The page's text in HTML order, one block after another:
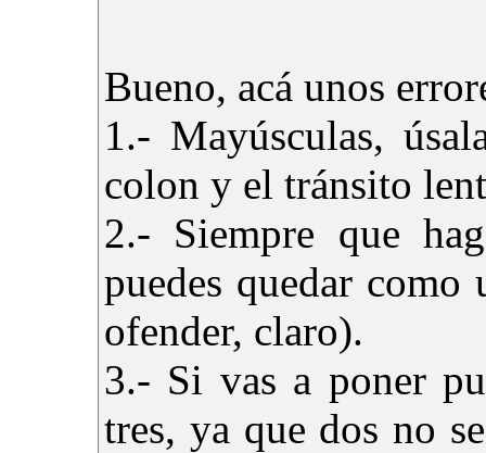
Bueno, acá unos
1.- Mayúsculas,
colon y el tránsito
2.- Siempre que
puedes quedar
ofender, claro).
3.- Si vas a poner
tres, ya que dos no